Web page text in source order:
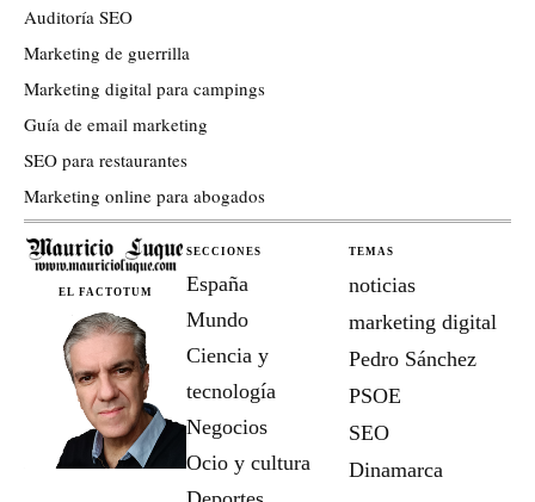
Auditoría SEO
Marketing de guerrilla
Marketing digital para campings
Guía de email marketing
SEO para restaurantes
Marketing online para abogados
EL FACTOTUM
SECCIONES
España
Mundo
Ciencia y
tecnología
Negocios
Ocio y cultura
TEMAS
noticias
marketing digital
Pedro Sánchez
PSOE
SEO
Dinamarca